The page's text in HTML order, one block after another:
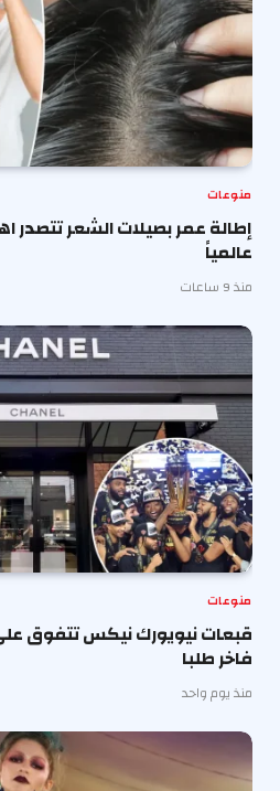
منوعات
إطالة عمر بصيلات الشعر تتصدر
عالمياً
منذ 9 ساعات
منوعات
قبعات نيويورك نيكس تتفوق
فاخر طلبا
منذ يوم واحد